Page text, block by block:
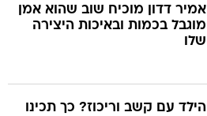
אמיר דדון מוכיח שוב שהוא אמן
מוגבל בכמות ובאיכות היצירה
שלו
הילד עם קשב וריכוז? כך תכינו